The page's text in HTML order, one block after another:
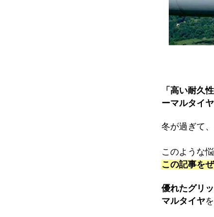
「高い耐久
ーマルタイ
冬が過ぎて
このような
この記事を
優れたグリ
マルタイヤ